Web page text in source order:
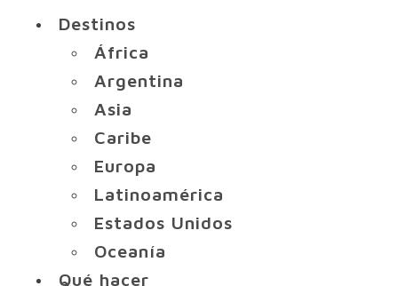
Destinos
África
Argentina
Asia
Caribe
Europa
Latinoamérica
Estados Unidos
Oceanía
Qué hacer